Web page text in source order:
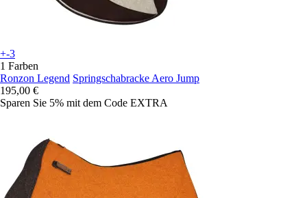
+-3
1 Farben
Ronzon Legend Springschabracke Aero Jump
195,00 €
Sparen Sie 5% mit dem Code EXTRA